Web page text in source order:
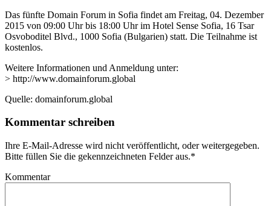
Das fünfte Domain Forum in Sofia findet am Freitag, 04. Dezember
2015 von 09:00 Uhr bis 18:00 Uhr im Hotel Sense Sofia, 16 Tsar
Osvoboditel Blvd., 1000 Sofia (Bulgarien) statt. Die Teilnahme ist
kostenlos.
Weitere Informationen und Anmeldung unter:
> http://www.domainforum.global
Quelle: domainforum.global
Kommentar schreiben
Ihre E-Mail-Adresse wird nicht veröffentlicht, oder weitergegeben.
Bitte füllen Sie die gekennzeichneten Felder aus.*
Kommentar